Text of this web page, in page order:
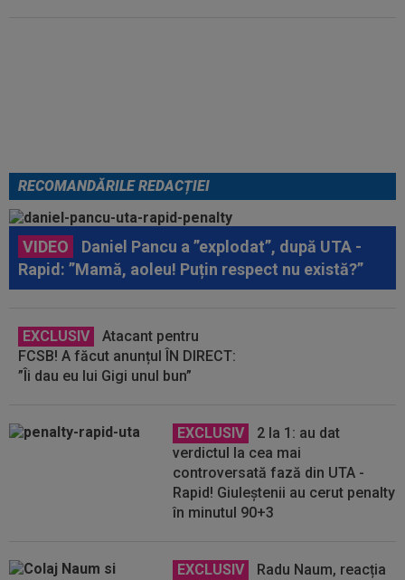
RECOMANDĂRILE REDACȚIEI
VIDEO
Daniel Pancu a ”explodat”, după UTA -
Rapid: ”Mamă, aoleu! Puțin respect nu există?”
EXCLUSIV
Atacant pentru
FCSB! A făcut anunțul ÎN DIRECT:
”Îi dau eu lui Gigi unul bun”
EXCLUSIV
2 la 1: au dat
verdictul la cea mai
controversată fază din UTA -
Rapid! Giuleștenii au cerut penalty
în minutul 90+3
EXCLUSIV
Radu Naum, reacția